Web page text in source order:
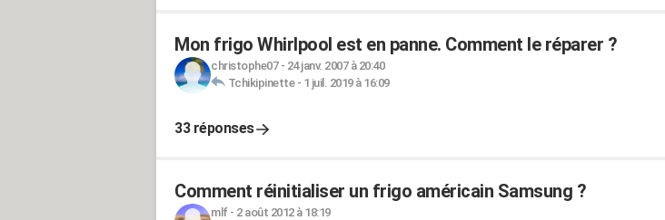
Mon frigo Whirlpool est en panne. Comment le réparer ?
christophe07- 24 janv. 2007 à 20:40
Tchikipinette- 1 juil. 2019 à 16:09
33 réponses
Comment réinitialiser un frigo américain Samsung ?
mlf- 2 août 2012 à 18:19